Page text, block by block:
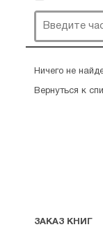
Ничего не
Вернуться к
ЗАКАЗ КНИГ